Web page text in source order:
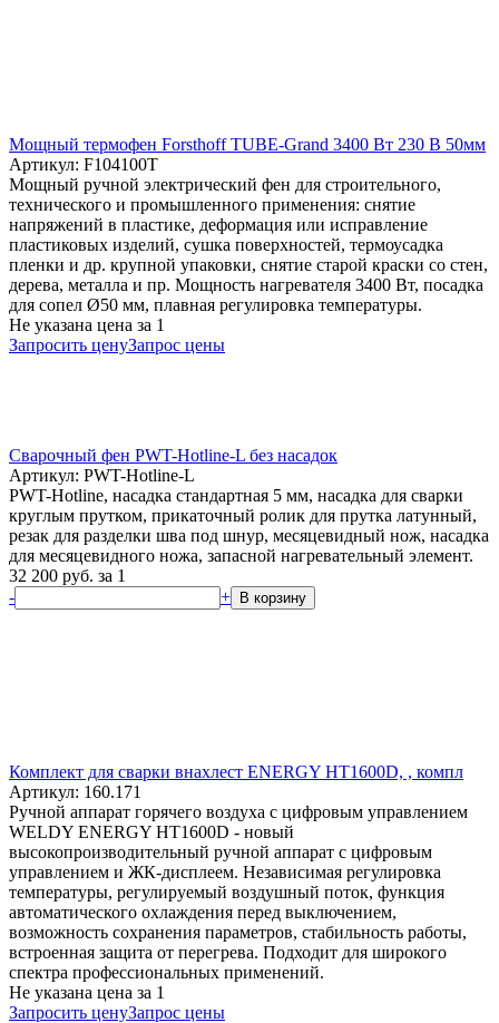
Мощный термофен Forsthoff TUBE-Grand 3400 Вт 230 В 50мм
Артикул: F104100T
Мощный ручной электрический фен для строительного,
технического и промышленного применения: снятие
напряжений в пластике, деформация или исправление
пластиковых изделий, сушка поверхностей, термоусадка
пленки и др. крупной упаковки, снятие старой краски со стен,
дерева, металла и пр. Мощность нагревателя 3400 Вт, посадка
для сопел Ø50 мм, плавная регулировка температуры.
Не указана цена за 1
Запросить ценуЗапрос цены
Сварочный фен PWT-Hotline-L без насадок
Артикул: PWT-Hotline-L
PWT-Hotline, насадка стандартная 5 мм, насадка для сварки
круглым прутком, прикаточный ролик для прутка латунный,
резак для разделки шва под шнур, месяцевидный нож, насадка
для месяцевидного ножа, запасной нагревательный элемент.
32 200 руб. за 1
-
+ В корзину
Комплект для сварки внахлест ENERGY HT1600D, , компл
Артикул: 160.171
Ручной аппарат горячего воздуха с цифровым управлением
WELDY ENERGY HT1600D - новый
высокопроизводительный ручной аппарат с цифровым
управлением и ЖК-дисплеем. Независимая регулировка
температуры, регулируемый воздушный поток, функция
автоматического охлаждения перед выключением,
возможность сохранения параметров, стабильность работы,
встроенная защита от перегрева. Подходит для широкого
спектра профессиональных применений.
Не указана цена за 1
Запросить ценуЗапрос цены